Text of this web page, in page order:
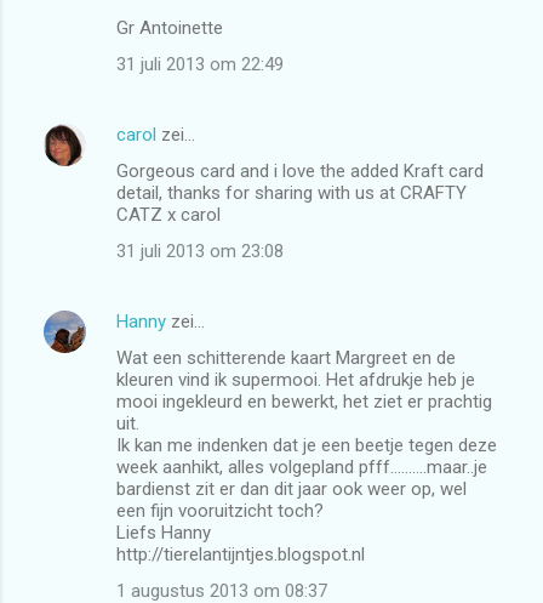
Gr Antoinette
31 juli 2013 om 22:49
carol zei…
Gorgeous card and i love the added Kraft card
detail, thanks for sharing with us at CRAFTY
CATZ x carol
31 juli 2013 om 23:08
Hanny zei…
Wat een schitterende kaart Margreet en de
kleuren vind ik supermooi. Het afdrukje heb je
mooi ingekleurd en bewerkt, het ziet er prachtig
uit.
Ik kan me indenken dat je een beetje tegen deze
week aanhikt, alles volgepland pfff..........maar..je
bardienst zit er dan dit jaar ook weer op, wel
een fijn vooruitzicht toch?
Liefs Hanny
http://tierelantijntjes.blogspot.nl
1 augustus 2013 om 08:37